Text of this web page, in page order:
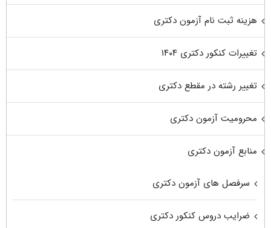
هزینه ثبت نام آزمون دکتری
تغییرات کنکور دکتری ۱۴۰۴
تغییر رشته در مقطع دکتری
محرومیت آزمون دکتری
منابع آزمون دکتری
سرفصل های آزمون دکتری
ضرایب دروس کنکور دکتری